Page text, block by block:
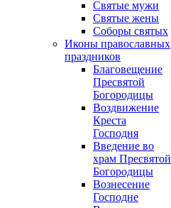
Святые мужи
Святые жены
Соборы святых
Иконы православных
праздников
Благовещение
Пресвятой
Богородицы
Воздвижение
Креста
Господня
Введение во
храм Пресвятой
Богородицы
Вознесение
Господне